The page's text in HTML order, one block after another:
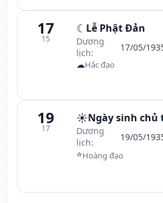
17
15
☾ Lễ Phật Đản
Dương
lịch:
17/05/
☁Hắc đạo
19
17
☀️Ngày sinh chủ
Dương
lịch:
19/05/
⭐Hoàng đạo